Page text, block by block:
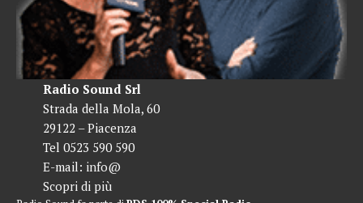
Radio Sound Srl
Strada della Mola, 60
29122 – Piacenza
Tel 0523 590 590
E-mail: info@
Scopri di più